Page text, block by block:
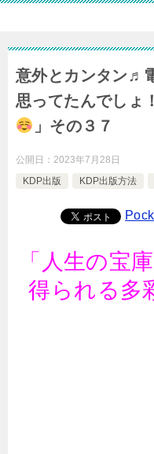
意外とカンタン♬
思ってたんでしょ
」その３７
公開日： 2023年7月28日
KDP出版
KDP出版方法
「人生の宝
得られる多